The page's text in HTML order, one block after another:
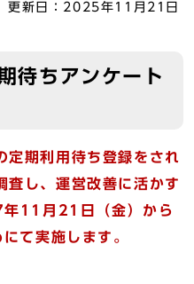
更新日： 2025年11月21日
ちアンケート
定期利用待ち登録をされ
査し、運営改善に活かす
年11月21日（金）から
て実施します。